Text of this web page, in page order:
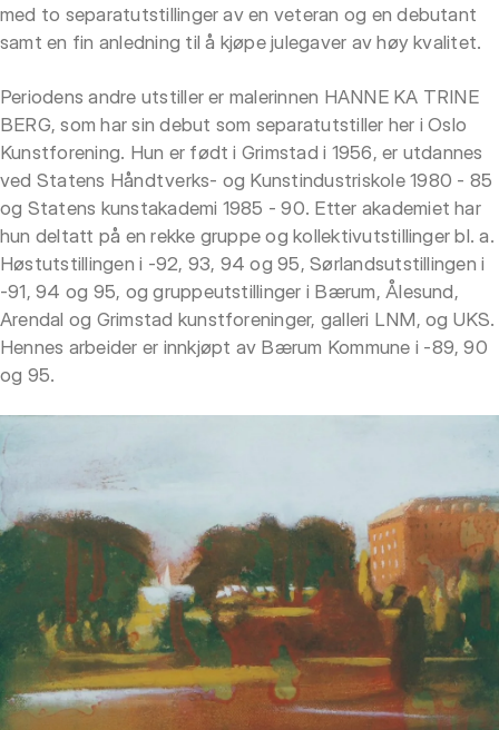
med to separatutstillinger av en veteran og en debutant
samt en fin anledning til å kjøpe julegaver av høy kvalitet.
Periodens andre utstiller er malerinnen HANNE KA TRINE
BERG, som har sin debut som separatutstiller her i Oslo
Kunstforening. Hun er født i Grimstad i 1956, er utdannes
ved Statens Håndtverks- og Kunstindustriskole 1980 - 85
og Statens kunstakademi 1985 - 90. Etter akademiet har
hun deltatt på en rekke gruppe og kollektivutstillinger bl. a.
Høstutstillingen i -92, 93, 94 og 95, Sørlandsutstillingen i
-91, 94 og 95, og gruppeutstillinger i Bærum, Ålesund,
Arendal og Grimstad kunstforeninger, galleri LNM, og UKS.
Hennes arbeider er innkjøpt av Bærum Kommune i -89, 90
og 95.